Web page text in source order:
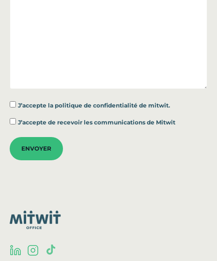
J’accepte la politique de confidentialité de mitwit.
J’accepte de recevoir les communications de Mitwit
ENVOYER